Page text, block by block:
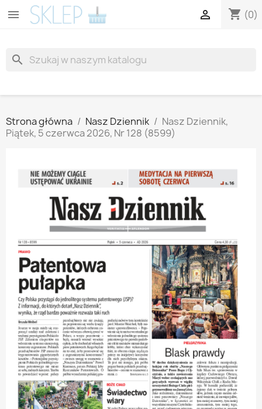
 shopping_cart (0)

search
Strona główna Nasz Dziennik
Nasz Dziennik,
Piątek, 5 czerwca 2026, Nr 128 (8599)